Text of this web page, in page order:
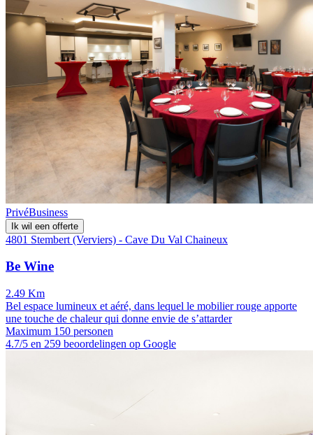
PrivéBusiness
Ik wil een offerte
4801 Stembert (Verviers) - Cave Du Val Chaineux
Be Wine
2.49 Km
Bel espace lumineux et aéré, dans lequel le mobilier rouge apporte
une touche de chaleur qui donne envie de s’attarder
Maximum 150 personen
4.7/5 en 259 beoordelingen op Google